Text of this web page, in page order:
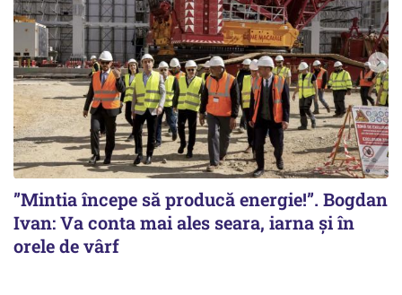
”Mintia începe să producă energie!”. Bogdan
Ivan: Va conta mai ales seara, iarna și în
orele de vârf